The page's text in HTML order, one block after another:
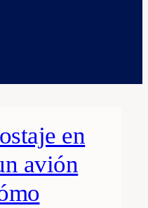
en
avión